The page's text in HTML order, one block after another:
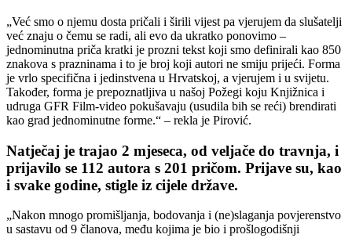
„Već smo o njemu dosta pričali i širili vijest pa vjerujem da slušatelji
već znaju o čemu se radi, ali evo da ukratko ponovimo –
jednominutna priča kratki je prozni tekst koji smo definirali kao 850
znakova s prazninama i to je broj koji autori ne smiju prijeći. Forma
je vrlo specifična i jedinstvena u Hrvatskoj, a vjerujem i u svijetu.
Također, forma je prepoznatljiva u našoj Požegi koju Knjižnica i
udruga GFR Film-video pokušavaju (usudila bih se reći) brendirati
kao grad jednominutne forme.“ – rekla je Pirović.
Natječaj je trajao 2 mjeseca, od veljače do travnja, i
prijavilo se 112 autora s 201 pričom. Prijave su, kao
i svake godine, stigle iz cijele države.
„Nakon mnogo promišljanja, bodovanja i (ne)slaganja povjerenstvo
u sastavu od 9 članova, među kojima je bio i prošlogodišnji